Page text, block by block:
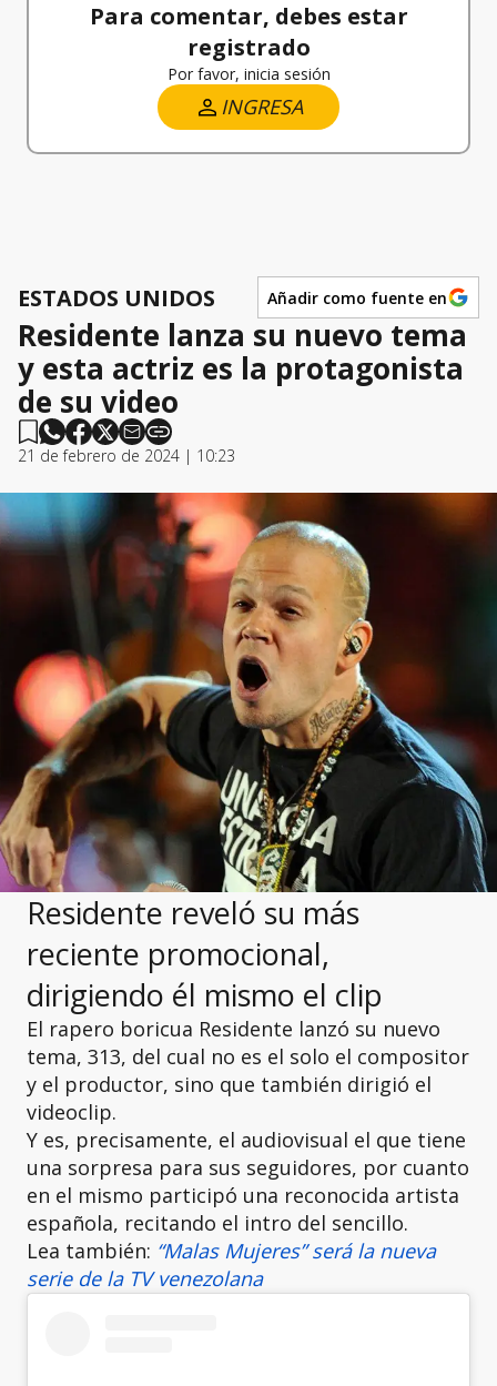
Para comentar, debes estar
registrado
Por favor, inicia sesión
INGRESA
ESTADOS UNIDOS Añadir como fuente en
Residente lanza su nuevo tema
y esta actriz es la protagonista
de su video
21 de febrero de 2024 | 10:23
Residente reveló su más
reciente promocional,
dirigiendo él mismo el clip
El rapero boricua Residente lanzó su nuevo
tema, 313, del cual no es el solo el compositor
y el productor, sino que también dirigió el
videoclip.
Y es, precisamente, el audiovisual el que tiene
una sorpresa para sus seguidores, por cuanto
en el mismo participó una reconocida artista
española, recitando el intro del sencillo.
Lea también: “Malas Mujeres” será la nueva
serie de la TV venezolana